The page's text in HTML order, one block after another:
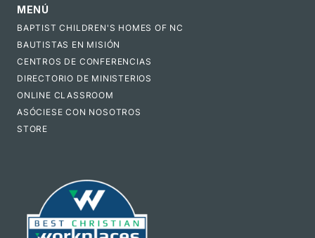
MENÚ
BAPTIST CHILDREN'S HOMES OF NC
BAUTISTAS EN MISIÓN
CENTROS DE CONFERENCIAS
DIRECTORIO DE MINISTERIOS
ONLINE CLASSROOM
ASÓCIESE CON NOSOTROS
STORE